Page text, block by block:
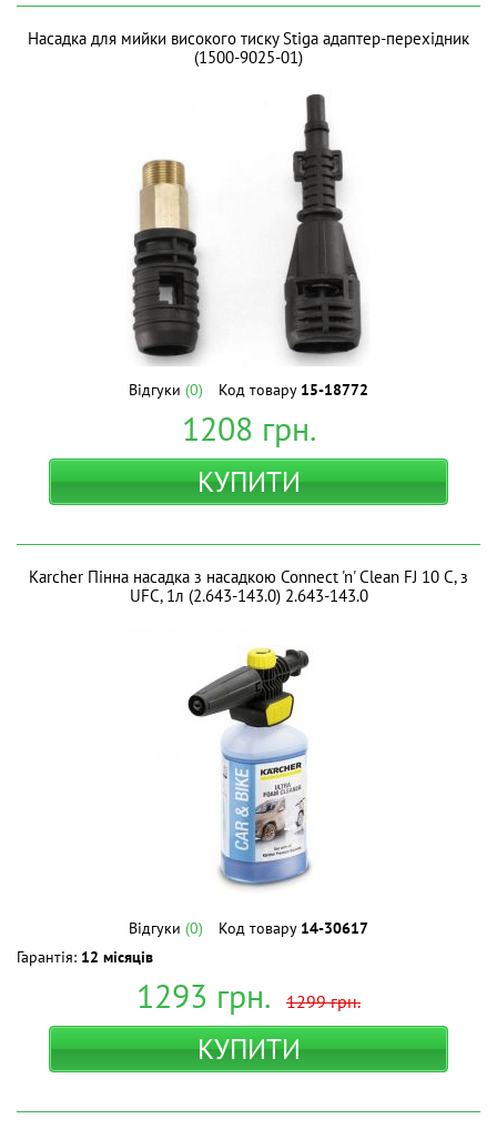
Насадка для мийки високого тиску Stiga адаптер-перехідник
(1500-9025-01)
Відгуки (0) Код товару 15-18772
1208 грн.
КУПИТИ
Karcher Пінна насадка з насадкою Connect 'n' Clean FJ 10 C, з
UFC, 1л (2.643-143.0) 2.643-143.0
Відгуки (0) Код товару 14-30617
Гарантія: 12 місяців
1293 грн. 1299грн.
КУПИТИ